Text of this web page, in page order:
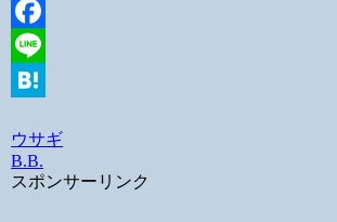
Twitter
Facebook
Line
ウサギ
B.B.
スポンサーリンク